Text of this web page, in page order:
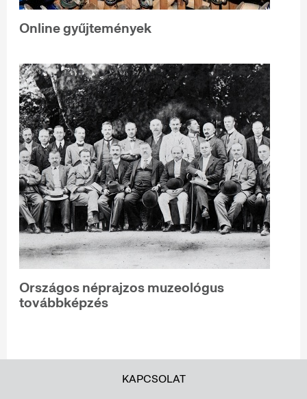
Online gyűjtemények
Országos néprajzos muzeológus
továbbképzés
KAPCSOLAT